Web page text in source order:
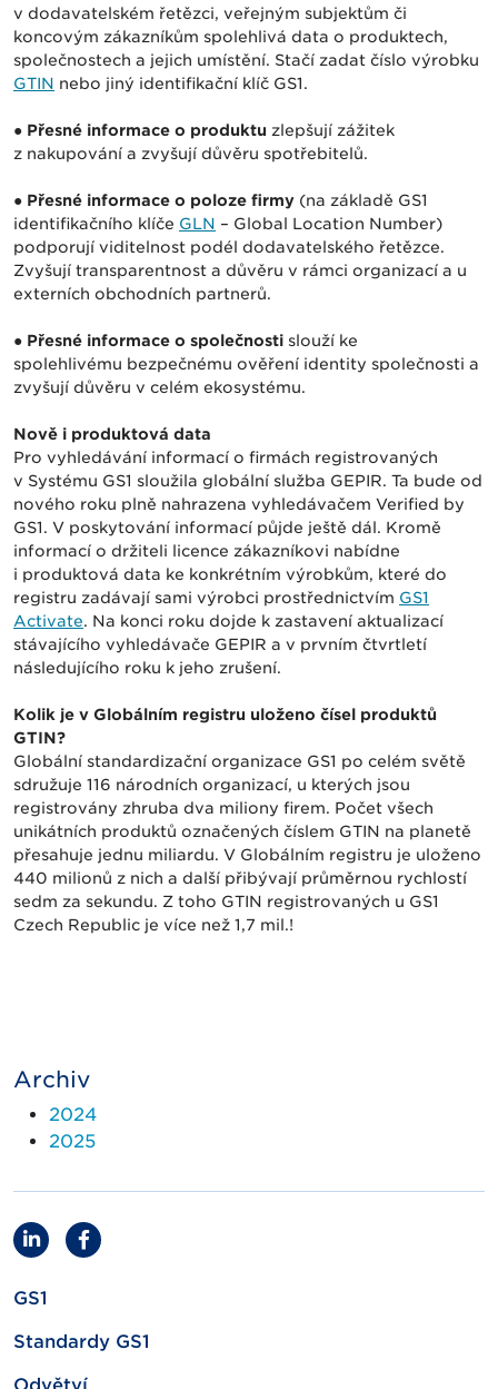
v dodavatelském řetězci, veřejným subjektům či
koncovým zákazníkům spolehlivá data o produktech,
společnostech a jejich umístění. Stačí zadat číslo výrobku
GTIN nebo jiný identifikační klíč GS1.
● Přesné informace o produktu zlepšují zážitek
z nakupování a zvyšují důvěru spotřebitelů.
● Přesné informace o poloze firmy (na základě GS1
identifikačního klíče GLN – Global Location Number)
podporují viditelnost podél dodavatelského řetězce.
Zvyšují transparentnost a důvěru v rámci organizací a u
externích obchodních partnerů.
● Přesné informace o společnosti slouží ke
spolehlivému bezpečnému ověření identity společnosti a
zvyšují důvěru v celém ekosystému.
Nově i produktová data
Pro vyhledávání informací o firmách registrovaných
v Systému GS1 sloužila globální služba GEPIR. Ta bude od
nového roku plně nahrazena vyhledávačem Verified by
GS1. V poskytování informací půjde ještě dál. Kromě
informací o držiteli licence zákazníkovi nabídne
i produktová data ke konkrétním výrobkům, které do
registru zadávají sami výrobci prostřednictvím GS1
Activate. Na konci roku dojde k zastavení aktualizací
stávajícího vyhledávače GEPIR a v prvním čtvrtletí
následujícího roku k jeho zrušení.
Kolik je v Globálním registru uloženo čísel produktů
GTIN?
Globální standardizační organizace GS1 po celém světě
sdružuje 116 národních organizací, u kterých jsou
registrovány zhruba dva miliony firem. Počet všech
unikátních produktů označených číslem GTIN na planetě
přesahuje jednu miliardu. V Globálním registru je uloženo
440 milionů z nich a další přibývají průměrnou rychlostí
sedm za sekundu. Z toho GTIN registrovaných u GS1
Czech Republic je více než 1,7 mil.!
Archiv
2024
2025
GS1
Standardy GS1
Odvětví